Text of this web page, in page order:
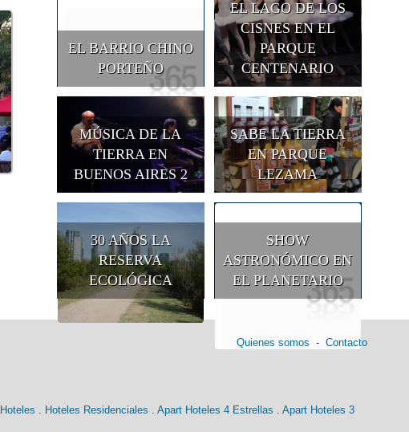
EL BARRIO CHINO
PORTEÑO
EL LAGO DE LOS
CISNES EN EL
PARQUE
CENTENARIO
MÚSICA DE LA
TIERRA EN
BUENOS AIRES 2
SABE LA TIERRA
EN PARQUE
LEZAMA
30 AÑOS LA
RESERVA
ECOLÓGICA
SHOW
ASTRONÓMICO EN
EL PLANETARIO
Quienes somos - Contacto
Hoteles Hoteles Residenciales Apart Hoteles 4 Estrellas
Apart Hoteles 3